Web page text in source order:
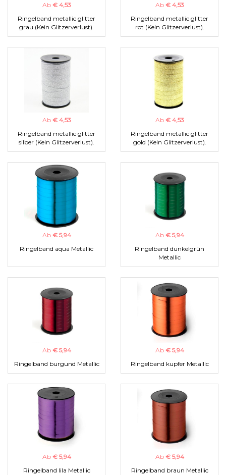
Ab € 4,53
Ringelband metallic glitter
grau (Kein Glitzerverlust).
Ab € 4,53
Ringelband metallic glitter
rot (Kein Glitzerverlust).
Ab € 4,53
Ringelband metallic glitter
silber (Kein Glitzerverlust).
Ab € 4,53
Ringelband metallic glitter
gold (Kein Glitzerverlust).
Ab € 5,94
Ringelband aqua Metallic
Ab € 5,94
Ringelband dunkelgrün
Metallic
Ab € 5,94
Ringelband burgund Metallic
Ab € 5,94
Ringelband kupfer Metallic
Ab € 5,94
Ringelband lila Metallic
Ab € 5,94
Ringelband braun Metallic